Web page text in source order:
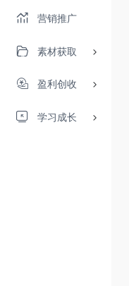
营销推广
素材获取
盈利创收
学习成长